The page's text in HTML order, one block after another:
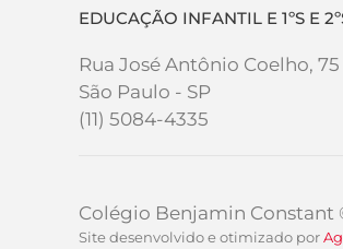
EDUCAÇÃO INFANTIL E 1ºS E
Rua José Antônio Coelho,
São Paulo - SP
(11) 5084-4335
Colégio Benjamin Constant
Site desenvolvido e otimizado por